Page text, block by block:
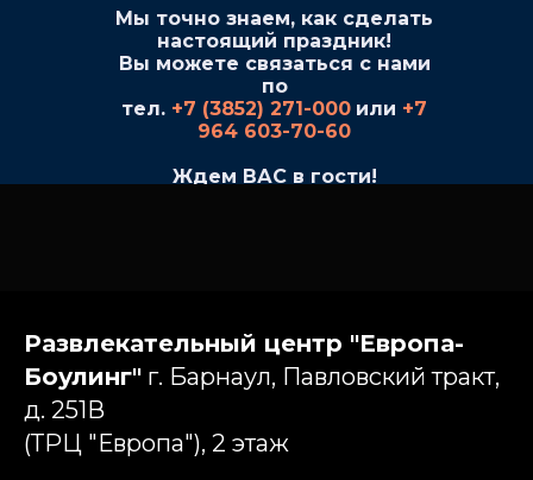
Мы точно знаем, как сделать
настоящий праздник!
Вы можете связаться с нами
по
тел. +7 (3852) 271-000 или +7
964 603-70-60
Ждем ВАС в гости!
Развлекательный центр "Европа-
Боулинг" г. Барнаул, Павловский тракт,
д. 251В
(ТРЦ "Европа"), 2 этаж